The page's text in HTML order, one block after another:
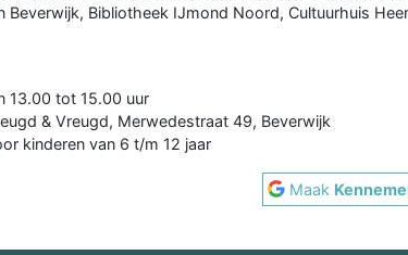
Beverwijk, Bibliotheek IJmond Noord, Cultuurhuis
13.00 tot 15.00 uur
& Vreugd, Merwedestraat 49, Beverwijk
kinderen van 6 t/m 12 jaar
Maak